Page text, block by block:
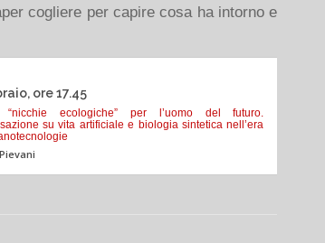
cogliere per capire cosa ha intorno e
ore 17.45
“nicchie ecologiche” per l’uomo del futuro.
su vita artificiale e biologia sintetica nell’era